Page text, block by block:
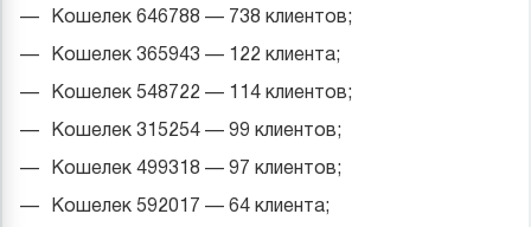
Кошелек 646788 — 738 клиентов;
Кошелек 365943 — 122 клиента;
Кошелек 548722 — 114 клиентов;
Кошелек 315254 — 99 клиентов;
Кошелек 499318 — 97 клиентов;
Кошелек 592017 — 64 клиента;